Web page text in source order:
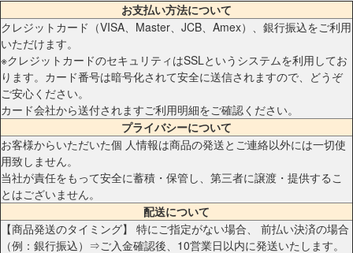
お支払い方法について
クレジットカード（VISA、Master、JCB、Amex）、銀行振込をご利用
いただけます。
※クレジットカードのセキュリティはSSLというシステムを利用してお
ります。カード番号は暗号化されて安全に送信されますので、どうぞ
ご安心ください。
カード会社から送付されますご利用明細をご確認ください。
プライバシーについて
お客様からいただいた個 人情報は商品の発送とご連絡以外には一切使
用致しません。
当社が責任をもって安全に蓄積・保管し、第三者に譲渡・提供するこ
とはございません。
配送について
【商品発送のタイミング】 特にご指定がない場合、 前払い決済の場合
（例：銀行振込）⇒ご入金確認後、10営業日以内に発送いたします。